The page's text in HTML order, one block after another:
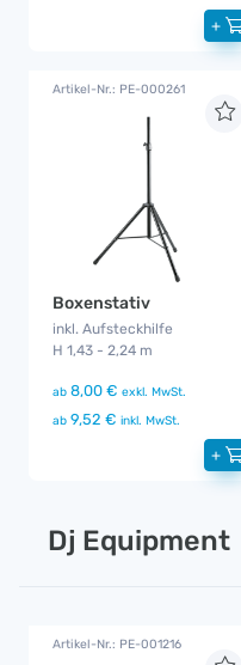
+
Artikel-Nr.: PE-000261
Boxenstativ
inkl. Aufsteckhilfe
H 1,43 - 2,24 m
ab 8,00 € exkl. MwSt.
ab 9,52 € inkl. MwSt.
+
Dj Equipment
Artikel-Nr.: PE-001216